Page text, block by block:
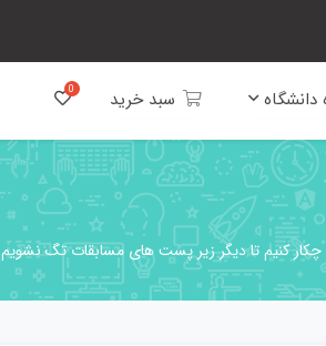
دانشگاه سبد خرید
چکار کنیم تا دیگر زیر پست های مسابقات تگ نشویم